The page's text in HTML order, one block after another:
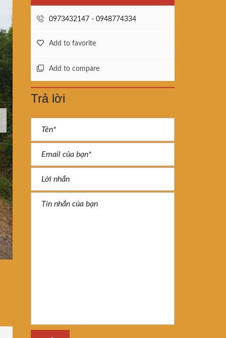
0973432147 - 0948774334
Add to favorite
Add to compare
Trả lời